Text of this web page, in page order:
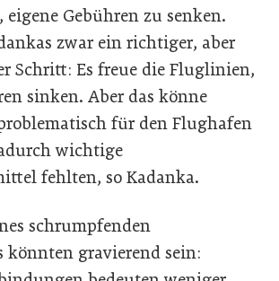
Gebühren zu senken.
zwar ein richtiger, aber
Schritt: Es freue die Fluglinien,
sinken. Aber das könne
für den Flughafen
wichtige
fehlten, so Kadanka.
schrumpfenden
könnten gravierend sein: